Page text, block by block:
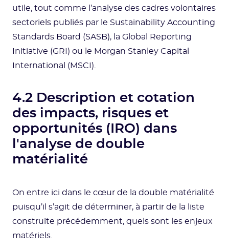
utile, tout comme l’analyse des cadres volontaires
sectoriels publiés par le Sustainability Accounting
Standards Board (SASB), la Global Reporting
Initiative (GRI) ou le Morgan Stanley Capital
International (MSCI).
4.2 Description et cotation
des impacts, risques et
opportunités (IRO) dans
l'analyse de double
matérialité
On entre ici dans le cœur de la double matérialité
puisqu’il s’agit de déterminer, à partir de la liste
construite précédemment, quels sont les enjeux
matériels.